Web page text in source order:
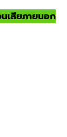
เสียภายนอก